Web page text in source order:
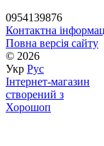
0954139876
Контактна
Повна версія сайту
© 2026
Укр Рус
Інтернет-магазин
створений з
Хорошоп